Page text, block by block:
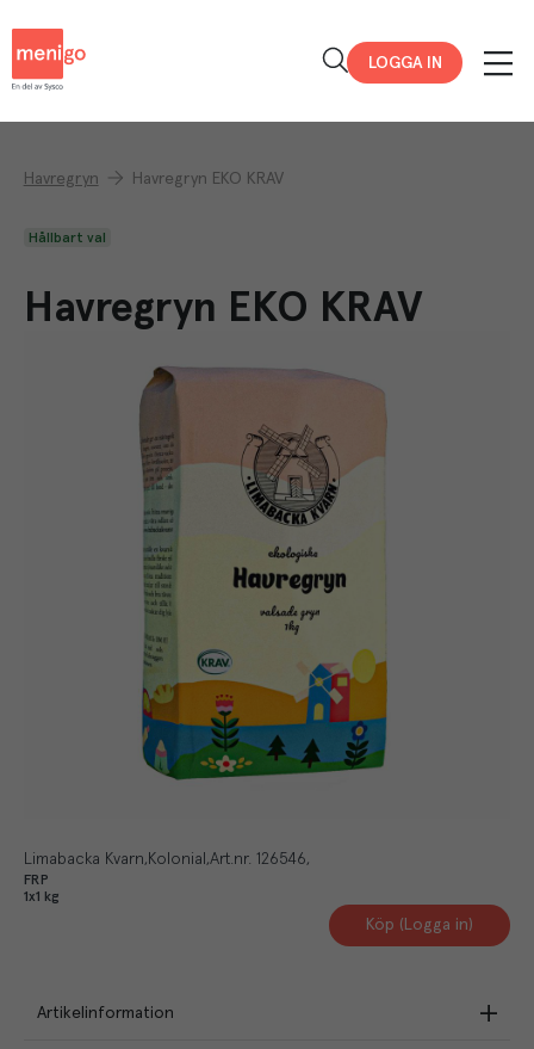
LOGGA IN
Havregryn Havregryn EKO KRAV
Hållbart val
Havregryn EKO KRAV
Limabacka Kvarn Kolonial Art.nr. 126546
FRP
1x1 kg
Köp (Logga in)
Artikelinformation